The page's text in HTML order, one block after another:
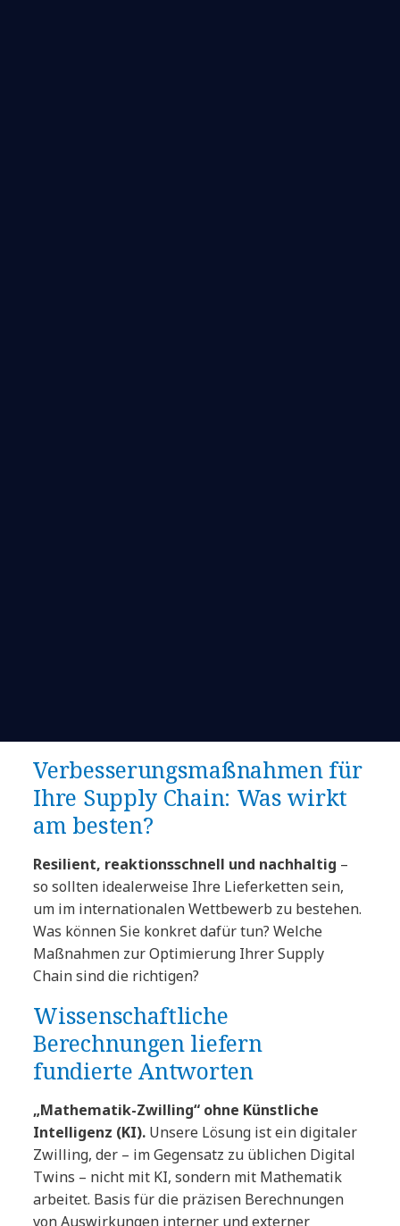
Verbesserungsmaßnahmen für
Ihre Supply Chain: Was wirkt
am besten?
Resilient, reaktionsschnell und nachhaltig –
so sollten idealerweise Ihre Lieferketten sein,
um im internationalen Wettbewerb zu bestehen.
Was können Sie konkret dafür tun? Welche
Maßnahmen zur Optimierung Ihrer Supply
Chain sind die richtigen?
Wissenschaftliche
Berechnungen liefern
fundierte Antworten
„Mathematik-Zwilling“ ohne Künstliche
Intelligenz (KI). Unsere Lösung ist ein digitaler
Zwilling, der – im Gegensatz zu üblichen Digital
Twins – nicht mit KI, sondern mit Mathematik
arbeitet. Basis für die präzisen Berechnungen
von Auswirkungen interner und externer